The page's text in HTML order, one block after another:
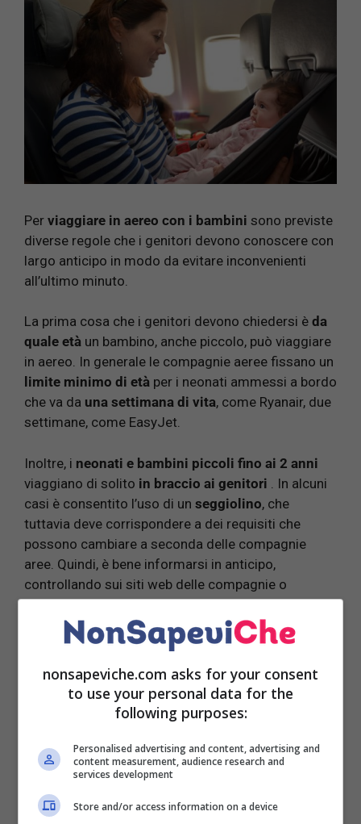
Per viaggiare in aereo con i bambini sono previste
diverse regole che i genitori devono conoscere con
largo anticipo in modo da evitare inconvenienti
all’ultimo minuto.
La prima cosa che i genitori devono chiedersi è da
quale età un bambino, anche piccolo, può viaggiare
in aereo. In generale le compagnie aeree fissano un
limite minimo di età per i neonati ammessi a bordo
che va da una settimana di vita, come Ryanair, due
settimane, come EasyJet.
Inoltre, i neonati e bambini piccoli fino ai 2 anni
viaggiano di solito in braccio ai genitori . In alcuni
casi è consentito l’uso di un seggiolino, che
tuttavia deve corrispondere a dei requisiti che
possono cambiare a seconda delle compagnie
aree. Quindi, è bene informarsi in anticipo,
controllando sui siti web delle compagnie o
chiamare l’assistenza clienti.
Per i voli a lunga percorrenza e della durata di molte
seggiolini o le culle per neonati fino a 6 mesi
vengono messi a disposizione delle compagnie
. Di solito gratuitamente.
Anche quando viene usato il seggiolino, tuttavia, i
genitori devono prenderein braccio i figlidurante
sicurezza.
nonsapeviche.com asks for your consent
to use your personal data for the
following purposes:
Personalised advertising and content, advertising and
content measurement, audience research and
services development
Store and/or access information on a device